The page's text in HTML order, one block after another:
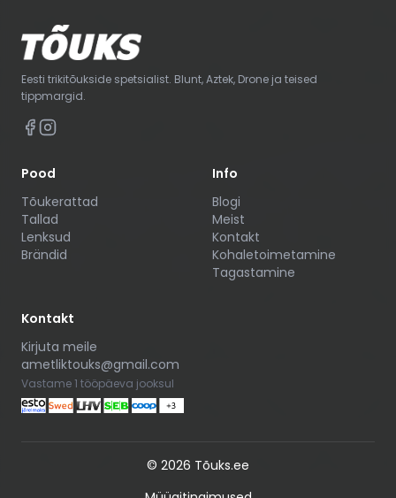
Eesti trikitõukside spetsialist. Blunt, Aztek, Drone ja teised
tippmargid.
Pood
Tõukerattad
Tallad
Lenksud
Brändid
Info
Blogi
Meist
Kontakt
Kohaletoimetamine
Tagastamine
Kontakt
Kirjuta meile
ametliktouks@gmail.com
Vastame 1 tööpäeva jooksul
© 2026 Tõuks.ee